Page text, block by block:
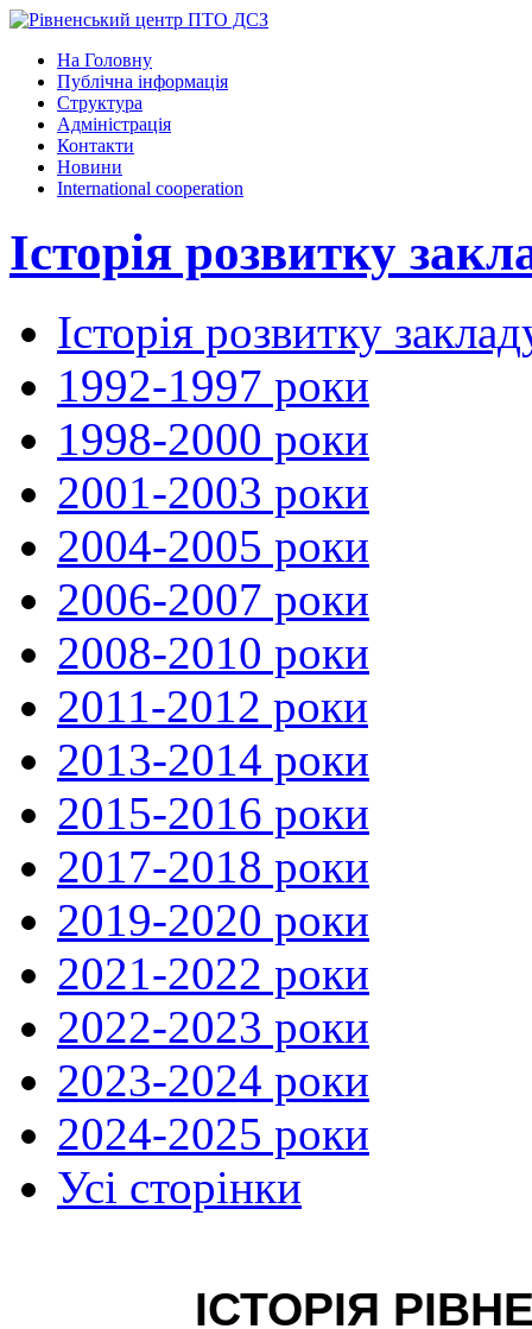
На Головну
Публічна інформація
Структура
Адміністрація
Контакти
Новини
International cooperation
Історія розвитку
Історія розвитку
1992-1997 роки
1998-2000 роки
2001-2003 роки
2004-2005 роки
2006-2007 роки
2008-2010 роки
2011-2012 роки
2013-2014 роки
2015-2016 роки
2017-2018 роки
2019-2020 роки
2021-2022 роки
2022-2023 роки
2023-2024 роки
2024-2025 роки
Усі сторінки
ІСТОРІЯ